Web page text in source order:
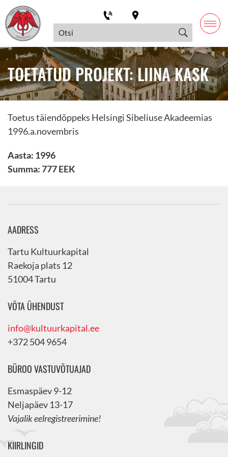
TOETATUD PROJEKT: LIINA KASK
Toetus täiendõppeks Helsingi Sibeliuse Akadeemias
1996.a.novembris
Aasta: 1996
Summa: 777 EEK
AADRESS
Tartu Kultuurkapital
Raekoja plats 12
51004 Tartu
VÕTA ÜHENDUST
info@kultuurkapital.ee
+372 504 9654
BÜROO VASTUVÕTUAJAD
Esmaspäev 9-12
Neljapäev 13-17
Vajalik eelregistreerimine!
KIIRLINGID